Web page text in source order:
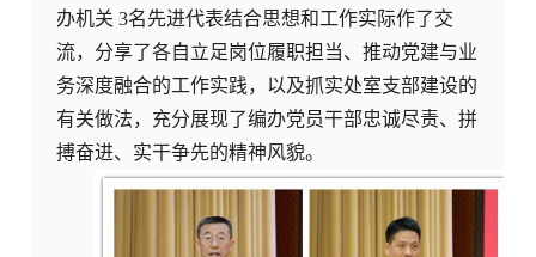
办机关 3名先进代表结合思想和工作实际作了交
流，分享了各自立足岗位履职担当、推动党建与业
务深度融合的工作实践，以及抓实处室支部建设的
有关做法，充分展现了编办党员干部忠诚尽责、拼
搏奋进、实干争先的精神风貌。